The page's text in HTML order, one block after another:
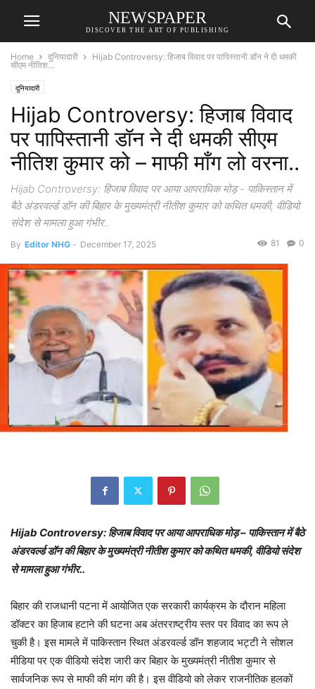
NEWSPAPER
DISCOVER THE ART OF PUBLISHING
Home दुनियादारी
Hijab Controversy: हिजाब विवाद पर पापिस्तानी डॉन ने दी धमकी
सीएम नीतिश...
दुनियादारी
Hijab Controversy: हिजाब विवाद
पर पापिस्तानी डॉन ने दी धमकी सीएम
नीतिश कुमार को – माफी माँग लो वरना..
Hijab Controversy: हिजाब विवाद पर आया आपराधिक मोड़ - पाकिस्तान में
बैठे अंडरवर्ल्ड डॉन की बिहार के मुख्यमंत्री नीतीश कुमार को कथित धमकी, वीडियो
संदेश से मामला हुआ गंभीर..
By Editor NHG - December 17, 2025 0
81
Hijab Controversy: हिजाब विवाद पर आया आपराधिक मोड़ – पाकिस्तान में बैठे
अंडरवर्ल्ड डॉन की बिहार के मुख्यमंत्री नीतीश कुमार को कथित धमकी, वीडियो संदेश
से मामला हुआ गंभीर..
बिहार की राजधानी पटना में आयोजित एक सरकारी कार्यक्रम के दौरान महिला
डॉक्टर का हिजाब हटाने की घटना अब अंतरराष्ट्रीय स्तर पर विवाद का रूप ले
चुकी है। इस मामले में पाकिस्तान स्थित अंडरवर्ल्ड डॉन शहजाद भट्टी ने सोशल
मीडिया पर एक वीडियो संदेश जारी कर बिहार के मुख्यमंत्री नीतीश कुमार से
सार्वजनिक रूप से माफी की मांग की है। इस वीडियो को लेकर राजनीतिक हलकों